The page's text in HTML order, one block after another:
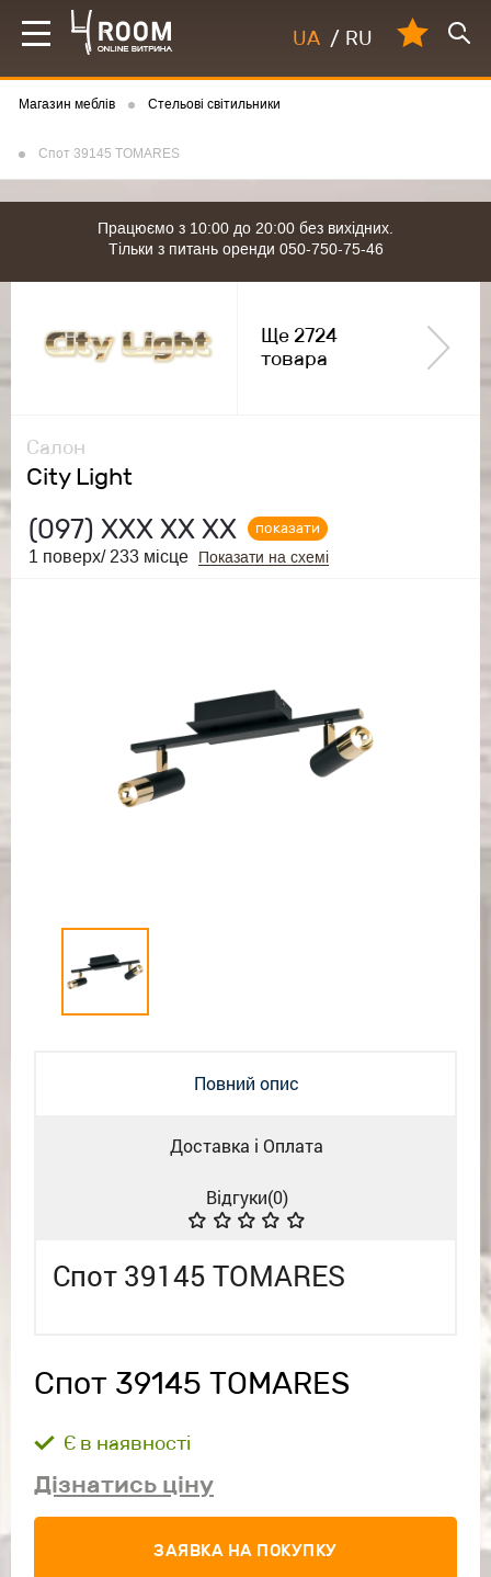
UA / RU
Магазин меблів Стельові світильники
Спот 39145 TOMARES
Працюємо з 10:00 до 20:00 без вихідних.
Тільки з питань оренди 050-750-75-46
Салон
City Light
(097) ХХХ ХХ ХХ
показати
1 поверх/ 233 місце
Показати на схемі
Ще 2724
товара
Повний опис
Доставка і Оплата
Відгуки(0)
Спот 39145 TOMARES
Спот 39145 TOMARES
Є в наявності
Дізнатись ціну
ЗАЯВКА НА ПОКУПКУ